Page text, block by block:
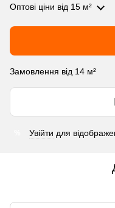
Оптові ціни від 15 м²
Замовлення від 14 м²
Увійти для